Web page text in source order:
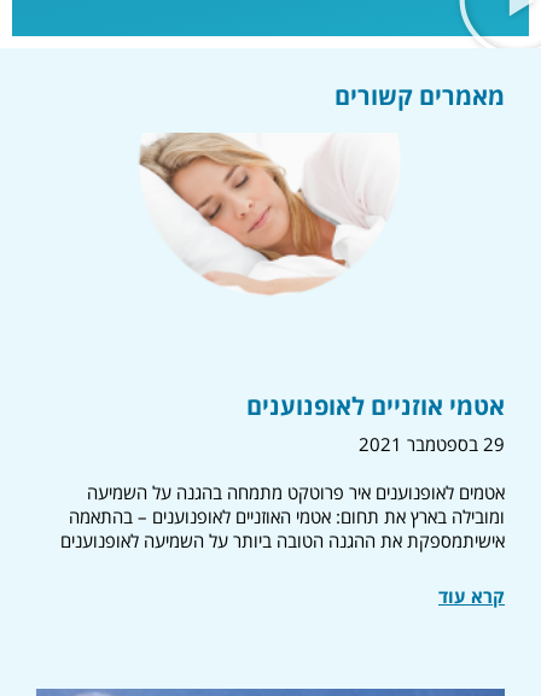
מאמרים קשורים
אטמי אוזניים לאופנוענים
29 בספטמבר 2021
אטמים לאופנוענים איר פרוטקט מתמחה בהגנה על השמיעה
ומובילה בארץ את תחום: אטמי האוזניים לאופנוענים – בהתאמה
אישיתמספקת את ההגנה הטובה ביותר על השמיעה לאופנוענים
קרא עוד